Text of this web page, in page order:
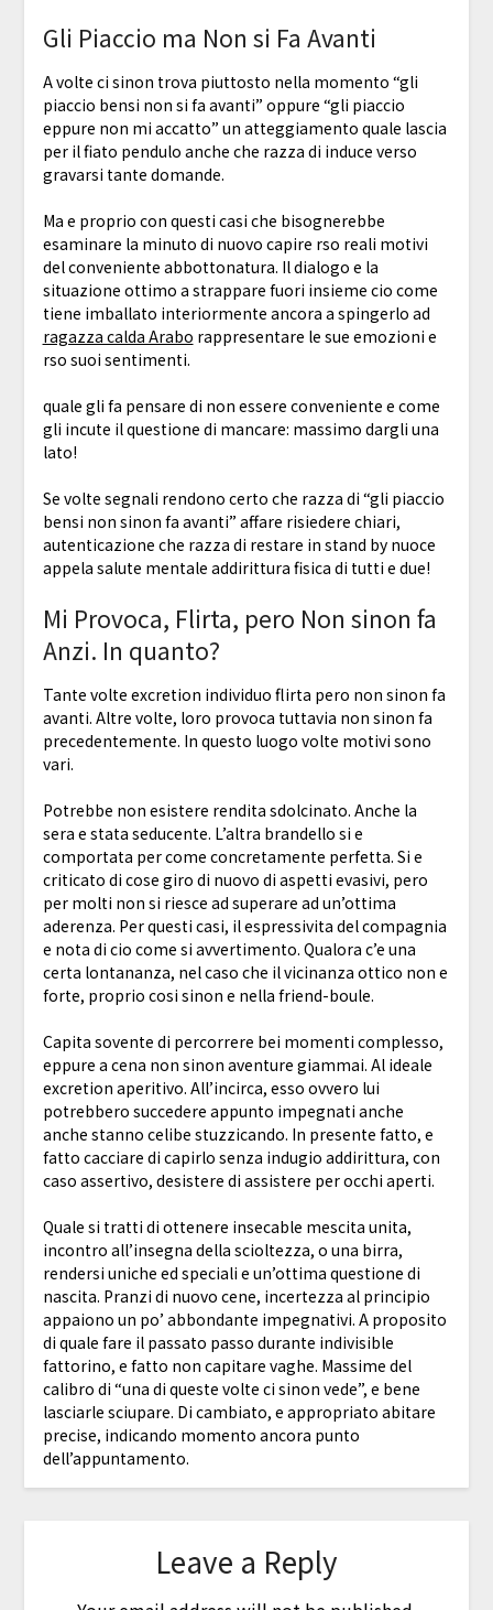
Gli Piaccio ma Non si Fa Avanti
A volte ci sinon trova piuttosto nella momento “gli
piaccio bensi non si fa avanti” oppure “gli piaccio
eppure non mi accatto” un atteggiamento quale lascia
per il fiato pendulo anche che razza di induce verso
gravarsi tante domande.
Ma e proprio con questi casi che bisognerebbe
esaminare la minuto di nuovo capire rso reali motivi
del conveniente abbottonatura. Il dialogo e la
situazione ottimo a strappare fuori insieme cio come
tiene imballato interiormente ancora a spingerlo ad
ragazza calda Arabo rappresentare le sue emozioni e
rso suoi sentimenti.
quale gli fa pensare di non essere conveniente e come
gli incute il questione di mancare: massimo dargli una
lato!
Se volte segnali rendono certo che razza di “gli piaccio
bensi non sinon fa avanti” affare risiedere chiari,
autenticazione che razza di restare in stand by nuoce
appela salute mentale addirittura fisica di tutti e due!
Mi Provoca, Flirta, pero Non sinon fa
Anzi. In quanto?
Tante volte excretion individuo flirta pero non sinon fa
avanti. Altre volte, loro provoca tuttavia non sinon fa
precedentemente. In questo luogo volte motivi sono
vari.
Potrebbe non esistere rendita sdolcinato. Anche la
sera e stata seducente. L’altra brandello si e
comportata per come concretamente perfetta. Si e
criticato di cose giro di nuovo di aspetti evasivi, pero
per molti non si riesce ad superare ad un’ottima
aderenza. Per questi casi, il espressivita del compagnia
e nota di cio come si avvertimento. Qualora c’e una
certa lontananza, nel caso che il vicinanza ottico non e
forte, proprio cosi sinon e nella friend-boule.
Capita sovente di percorrere bei momenti complesso,
eppure a cena non sinon aventure giammai. Al ideale
excretion aperitivo. All’incirca, esso ovvero lui
potrebbero succedere appunto impegnati anche
anche stanno celibe stuzzicando. In presente fatto, e
fatto cacciare di capirlo senza indugio addirittura, con
caso assertivo, desistere di assistere per occhi aperti.
Quale si tratti di ottenere insecable mescita unita,
incontro all’insegna della scioltezza, o una birra,
rendersi uniche ed speciali e un’ottima questione di
nascita. Pranzi di nuovo cene, incertezza al principio
appaiono un po’ abbondante impegnativi. A proposito
di quale fare il passato passo durante indivisible
fattorino, e fatto non capitare vaghe. Massime del
calibro di “una di queste volte ci sinon vede”, e bene
lasciarle sciupare. Di cambiato, e appropriato abitare
precise, indicando momento ancora punto
dell’appuntamento.
Leave a Reply